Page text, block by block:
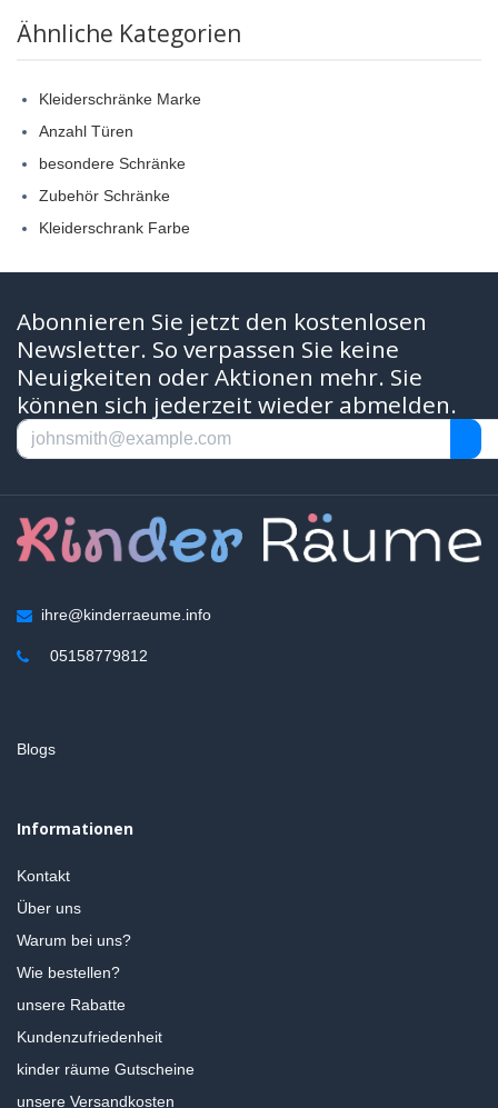
Ähnliche Kategorien
Kleiderschränke Marke
Anzahl Türen
besondere Schränke
Zubehör Schränke
Kleiderschrank Farbe
Abonnieren Sie jetzt den kostenlosen
Newsletter. So verpassen Sie keine
Neuigkeiten oder Aktionen mehr. Sie
können sich jederzeit wieder abmelden.
ihre@kinderraeume.info
05158779812
Blogs
Informationen
Kontakt
Über uns
Warum bei uns?
Wie bestellen?
unsere Rabatte
Kundenzufriedenheit
kinder räume Gutscheine
unsere Versandkosten